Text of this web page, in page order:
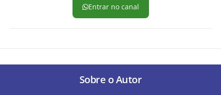
Entrar no canal
Sobre o Autor